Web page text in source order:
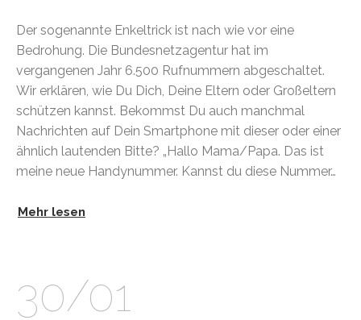
Der sogenannte Enkeltrick ist nach wie vor eine
Bedrohung. Die Bundesnetzagentur hat im
vergangenen Jahr 6.500 Rufnummern abgeschaltet.
Wir erklären, wie Du Dich, Deine Eltern oder Großeltern
schützen kannst. Bekommst Du auch manchmal
Nachrichten auf Dein Smartphone mit dieser oder einer
ähnlich lautenden Bitte? „Hallo Mama/Papa. Das ist
meine neue Handynummer. Kannst du diese Nummer…
Mehr lesen
30/01